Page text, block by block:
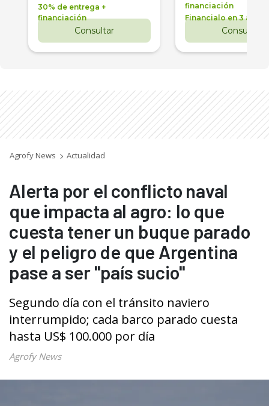
30% de entrega +
financiación
Consultar
financiación
Financialo en 3 años
Consultar
Agrofy News Actualidad
Alerta por el conflicto naval
que impacta al agro: lo que
cuesta tener un buque parado
y el peligro de que Argentina
pase a ser "país sucio"
Segundo día con el tránsito naviero
interrumpido; cada barco parado cuesta
hasta US$ 100.000 por día
Agrofy News